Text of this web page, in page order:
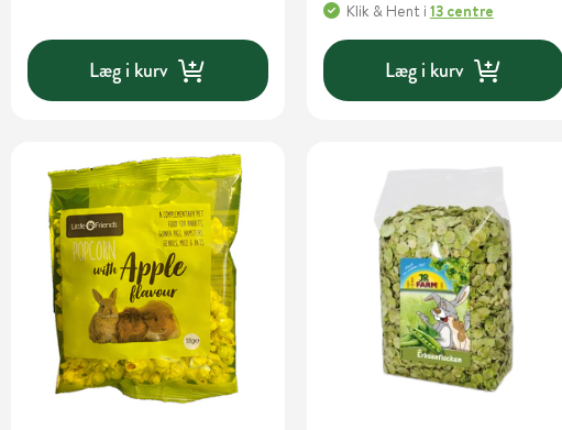
Læg i kurv
Klik & Hent i 13 centre
Læg i kurv